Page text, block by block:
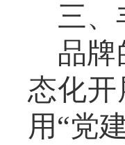
三、
品
态化开
用“党